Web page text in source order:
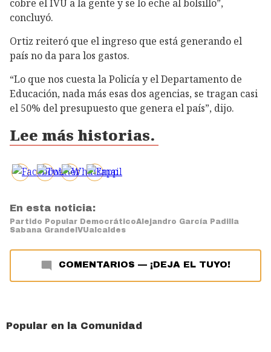
cobre el IVU a la gente y se lo eche al bolsillo”,
concluyó.
Ortiz reiteró que el ingreso que está generando el
país no da para los gastos.
“Lo que nos cuesta la Policía y el Departamento de
Educación, nada más esas dos agencias, se tragan casi
el 50% del presupuesto que genera el país”, dijo.
Lee más historias.
En esta noticia:
Partido Popular DemocráticoAlejandro García Padilla
Sabana GrandeIVUalcaldes
COMENTARIOS — ¡DEJA EL TUYO!
Popular en la Comunidad